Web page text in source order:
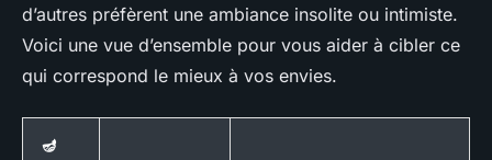
d’autres préfèrent une ambiance insolite ou intimiste.
Voici une vue d’ensemble pour vous aider à cibler ce
qui correspond le mieux à vos envies.
🪔